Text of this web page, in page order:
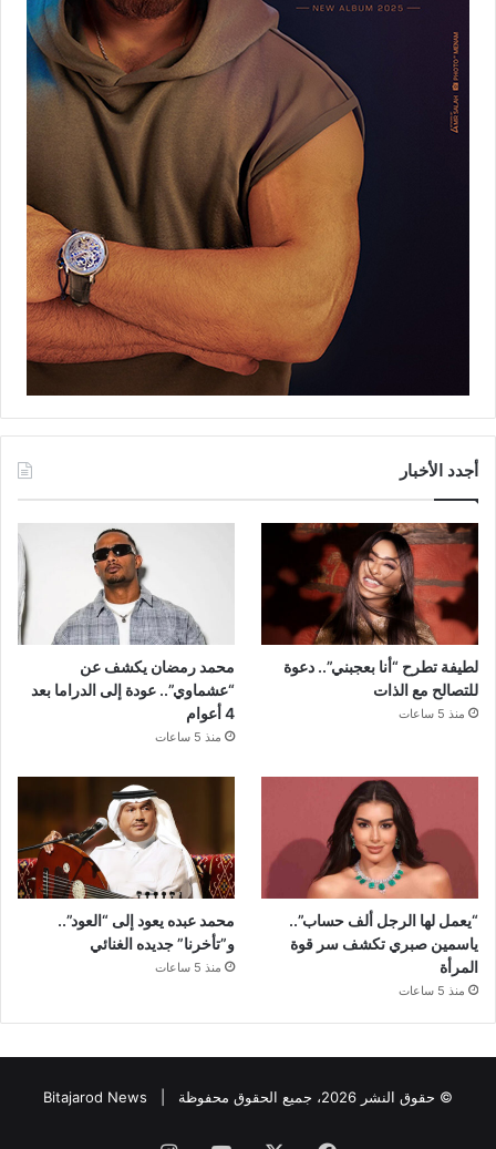
أجدد الأخبار
لطيفة تطرح “أنا بعجبني”.. دعوة
للتصالح مع الذات
منذ 5 ساعات
محمد رمضان يكشف عن
“عشماوي”.. عودة إلى الدراما بعد
4 أعوام
منذ 5 ساعات
“يعمل لها الرجل ألف حساب”..
ياسمين صبري تكشف سر قوة
المرأة
منذ 5 ساعات
محمد عبده يعود إلى “العود”..
و”تأخرنا” جديده الغنائي
منذ 5 ساعات
© حقوق النشر 2026، جميع الحقوق محفوظة | Bitajarod News